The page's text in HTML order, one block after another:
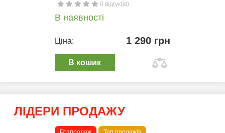
0 відгук(ів)
В наявності
Ціна: 1 290 грн
В кошик
ЛІДЕРИ ПРОДАЖУ